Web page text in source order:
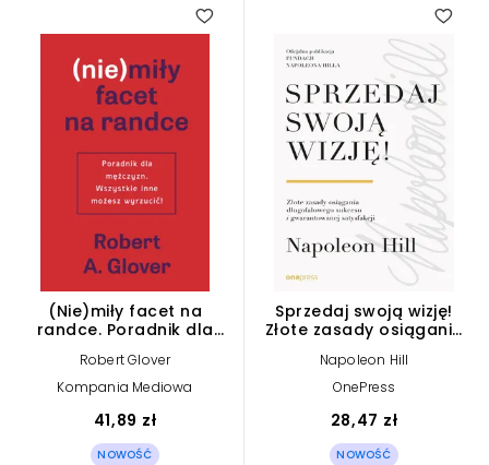
(Nie)miły facet na
randce. Poradnik dla
możesz wyrzucić
Robert Glover
Kompania Mediowa
41,89 zł
NOWOŚĆ
Sprzedaj swoją wizję!
Złote zasady osiągania
gwarantowanej
satysfakcji
Napoleon Hill
OnePress
28,47 zł
NOWOŚĆ